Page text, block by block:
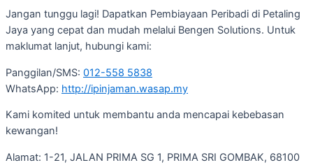
Jangan tunggu lagi! Dapatkan Pembiayaan Peribadi di Petaling
Jaya yang cepat dan mudah melalui Bengen Solutions. Untuk
maklumat lanjut, hubungi kami:
Panggilan/SMS: 012-558 5838
WhatsApp: http://ipinjaman.wasap.my
Kami komited untuk membantu anda mencapai kebebasan
kewangan!
Alamat: 1-21, JALAN PRIMA SG 1, PRIMA SRI GOMBAK, 68100